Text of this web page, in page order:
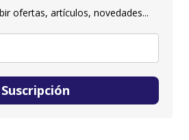
ofertas, artículos, novedades...
Suscripción